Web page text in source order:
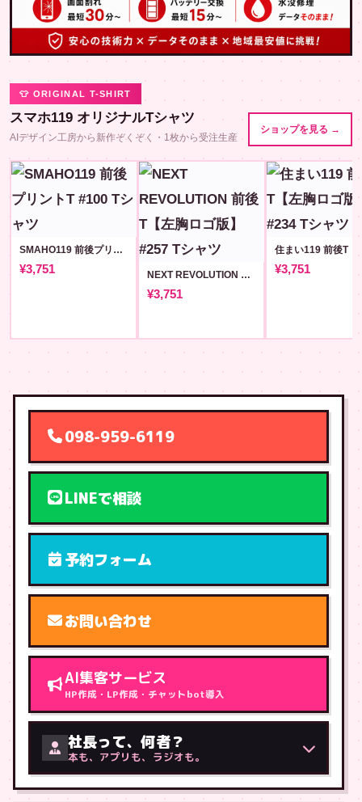
👕 ORIGINAL T-SHIRT
スマホ119 オリジナルTシャツ
AIデザイン工房から新作ぞくぞく・1枚から受注生産
ショップを見る →
SMAHO119 前後プリントT #100
¥3,751 NEXT REVOLUTION 前後T【左胸ロゴ版】#257
¥3,751
¥3,751
098-959-6119
LINEで相談
予約フォーム
お問い合わせ
AI集客サービス
HP作成・LP作成・チャットbot導入
社長って、何者？
本も、アプリも、ラジオも。